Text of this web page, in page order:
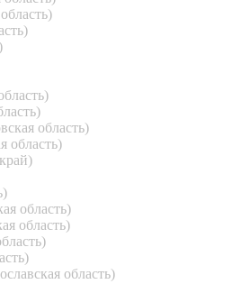
область)
область)
область)
область)
область)